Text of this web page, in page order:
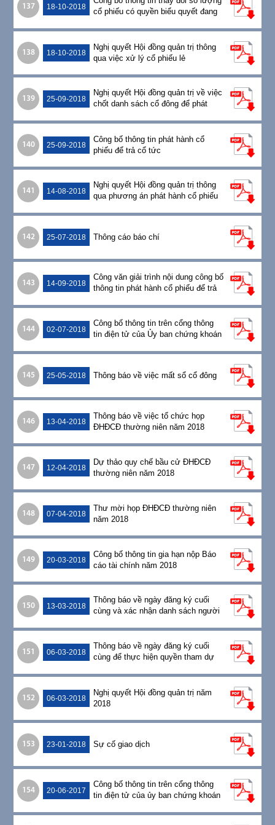
137 18-10-2018
cổ phiếu có quyền biểu quyết đang
138 18-10-2018
Nghị quyết Hội đồng quản trị thông
qua việc xử lý cổ phiếu lẻ
139 25-09-2018
Nghị quyết Hội đồng quản trị về việc
chốt danh sách cổ đông để phát
140 25-09-2018
Công bố thông tin phát hành cổ
phiếu để trả cổ tức
141 14-08-2018
Nghị quyết Hội đồng quản trị thông
qua phương án phát hành cổ phiếu
phiếu lẻ
142 25-07-2018 Thông cáo báo chí
143 14-09-2018
Công văn giải trình nội dung công bố
thông tin phát hành cổ phiếu để trả
144 02-07-2018
Công bố thông tin trên cổng thông
tin điện tử của Ủy ban chứng khoán
02/07/2018
145 25-05-2018 Thông báo về việc mất sổ cổ đông
146 13-04-2018
Thông báo về việc tổ chức họp
ĐHĐCĐ thường niên năm 2018
147 12-04-2018
Dự thảo quy chế bầu cử ĐHĐCĐ
thường niên năm 2018
148 07-04-2018
Thư mời họp ĐHĐCĐ thường niên
năm 2018
149 20-03-2018
Công bố thông tin gia hạn nộp Báo
cáo tài chính năm 2018
150 13-03-2018
Thông báo về ngày đăng ký cuối
cùng và xác nhận danh sách người
151 06-03-2018
Thông báo về ngày đăng ký cuối
cùng để thực hiện quyền tham dự
152 06-03-2018
Nghị quyết Hội đồng quản trị năm
2018
153 23-01-2018 Sự cố giao dịch
154 20-06-2017
Công bố thông tin trên cổng thông
tin điện tử của ủy ban chứng khoán
20/06/2017